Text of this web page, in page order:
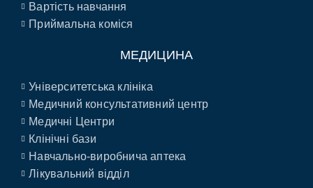
Вартість навчання
Приймальна коміся
МЕДИЦИНА
Університетська клініка
Медичний консультативний центр
Медичні Центри
Клінічні бази
Навчально-виробнича аптека
Лікувальний відділ